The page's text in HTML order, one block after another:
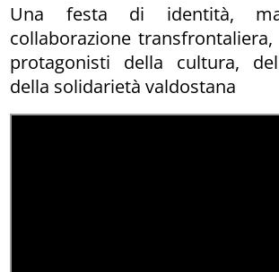
Una festa di identità,
collaborazione
protagonisti della cultura,
della solidarietà valdostana